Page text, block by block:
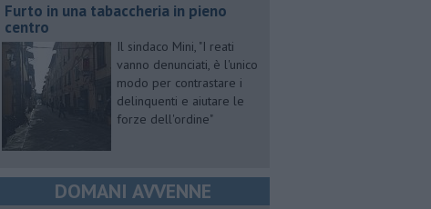
Furto in una tabaccheria in pieno
centro
Il sindaco Mini, "I reati
vanno denunciati, è l'unico
modo per contrastare i
delinquenti e aiutare le
forze dell'ordine"
DOMANI AVVENNE